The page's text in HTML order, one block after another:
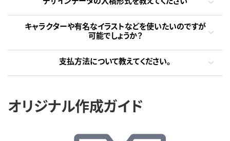
キャラクターや有名なイラストなどを使いたいのですが
可能でしょうか？
支払方法について教えてください。
オリジナル作成ガイド